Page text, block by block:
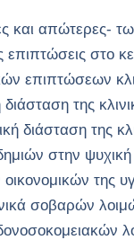
και απώτερες-
επιπτώσεις στο
επιπτώσεων
διάσταση της
διάσταση της
στην
της
σοβαρών